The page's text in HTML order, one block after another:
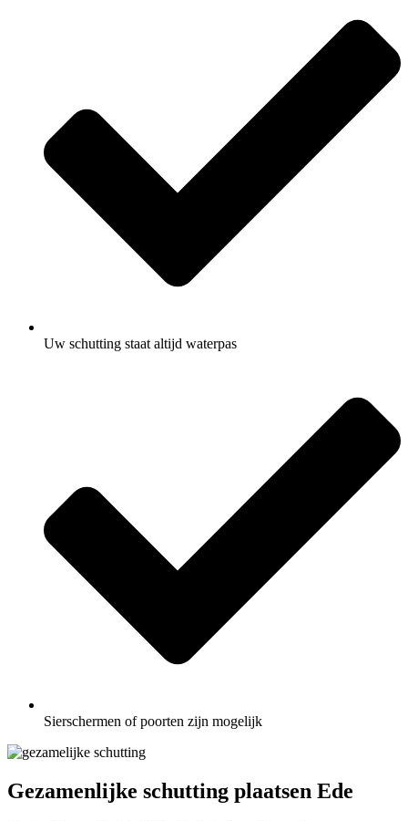
Uw schutting staat altijd waterpas
Sierschermen of poorten zijn mogelijk
Gezamenlijke schutting plaatsen Ede